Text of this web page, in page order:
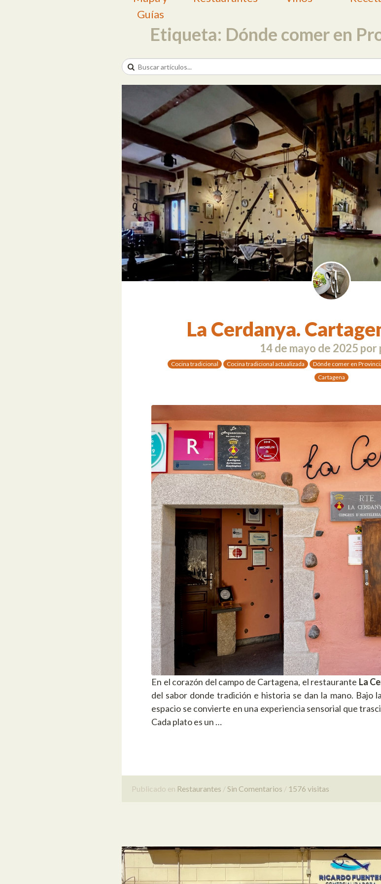
Guías
Etiqueta: Dónde comer en
La Cerdanya.
14 de mayo de 2025 por
Cocina tradicional Cocina tradicional actualizada Dónde comer en
Cartagena
En el corazón del campo de Cartagena, el restaurante La
del sabor donde tradición e historia se dan la mano. Bajo
espacio se convierte en una experiencia sensorial que
Cada plato es un …
Publicado en Restaurantes Sin Comentarios 1576 visitas